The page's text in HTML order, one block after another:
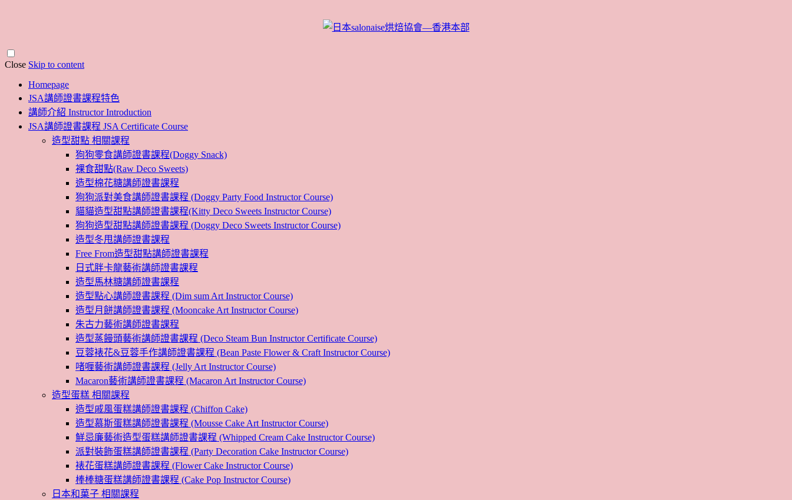
Close Skip to content
Homepage
JSA講師證書課程特色
講師介紹 Instructor Introduction
JSA講師證書課程 JSA Certificate Course
造型甜點 相關課程
狗狗零食講師證書課程(Doggy Snack)
裸食甜點(Raw Deco Sweets)
造型棉花糖講師證書課程
狗狗派對美食講師證書課程 (Doggy Party Food Instructor Course)
貓貓造型甜點講師證書課程(Kitty Deco Sweets Instructor Course)
狗狗造型甜點講師證書課程 (Doggy Deco Sweets Instructor Course)
造型冬甩講師證書課程
Free From造型甜點講師證書課程
日式胖卡龍藝術講師證書課程
造型馬林糖講師證書課程
造型點心講師證書課程 (Dim sum Art Instructor Course)
造型月餅講師證書課程 (Mooncake Art Instructor Course)
朱古力藝術講師證書課程
造型蒸饅頭藝術講師證書課程 (Deco Steam Bun Instructor Certificate Course)
豆蓉裱花&豆蓉手作講師證書課程 (Bean Paste Flower & Craft Instructor Course)
啫喱藝術講師證書課程 (Jelly Art Instructor Course)
Macaron藝術講師證書課程 (Macaron Art Instructor Course)
造型蛋糕 相關課程
造型戚風蛋糕講師證書課程 (Chiffon Cake)
造型慕斯蛋糕講師證書課程 (Mousse Cake Art Instructor Course)
鮮忌廉藝術造型蛋糕講師證書課程 (Whipped Cream Cake Instructor Course)
派對裝飾蛋糕講師證書課程 (Party Decoration Cake Instructor Course)
裱花蛋糕講師證書課程 (Flower Cake Instructor Course)
棒棒糖蛋糕講師證書課程 (Cake Pop Instructor Course)
日本和菓子 相關課程